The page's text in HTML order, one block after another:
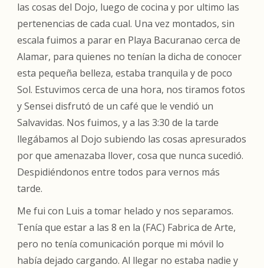
las cosas del Dojo, luego de cocina y por ultimo las
pertenencias de cada cual. Una vez montados, sin
escala fuimos a parar en Playa Bacuranao cerca de
Alamar, para quienes no tenían la dicha de conocer
esta pequeña belleza, estaba tranquila y de poco
Sol. Estuvimos cerca de una hora, nos tiramos fotos
y Sensei disfrutó de un café que le vendió un
Salvavidas. Nos fuimos, y a las 3:30 de la tarde
llegábamos al Dojo subiendo las cosas apresurados
por que amenazaba llover, cosa que nunca sucedió.
Despidiéndonos entre todos para vernos más
tarde.
Me fui con Luis a tomar helado y nos separamos.
Tenía que estar a las 8 en la (FAC) Fabrica de Arte,
pero no tenía comunicación porque mi móvil lo
había dejado cargando. Al llegar no estaba nadie y